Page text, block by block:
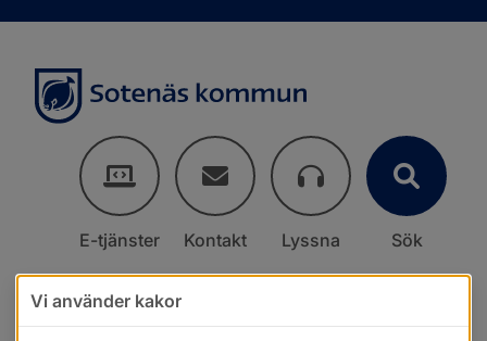
E-tjänster Kontakt Lyssna Sök
Vi använder kakor